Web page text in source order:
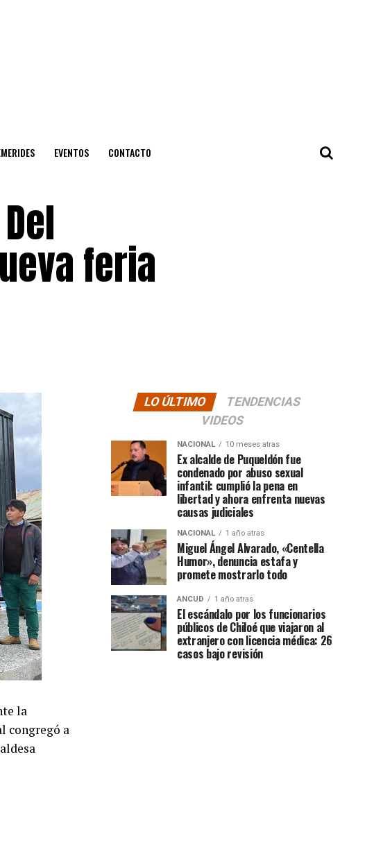
EVENTOS CONTACTO
feria
la
congregó a
LO ÚLTIMO
TENDENCIAS
VIDEOS
NACIONAL 10 meses atras
Ex alcalde de Puqueldón fue
condenado por abuso sexual
infantil: cumplió la pena en
libertad y ahora enfrenta nuevas
causas judiciales
NACIONAL 1 año atras
Miguel Ángel Alvarado, «Centella
Humor», denuncia estafa y
promete mostrarlo todo
ANCUD 1 año atras
El escándalo por los funcionarios
públicos de Chiloé que viajaron al
extranjero con licencia médica: 26
casos bajo revisión